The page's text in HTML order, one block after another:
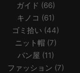
ガイド (66)
キノコ (61)
ゴミ拾い (44)
ニット帽 (7)
パン屋 (11)
ファッション (7)